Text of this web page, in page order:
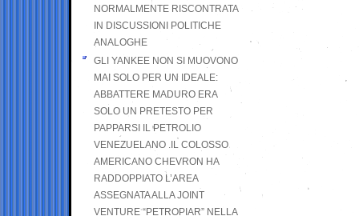
NORMALMENTE RISCONTRATA
IN DISCUSSIONI POLITICHE
ANALOGHE
GLI YANKEE NON SI MUOVONO
MAI SOLO PER UN IDEALE:
ABBATTERE MADURO ERA
SOLO UN PRETESTO PER
PAPPARSI IL PETROLIO
VENEZUELANO .IL COLOSSO
AMERICANO CHEVRON HA
RADDOPPIATO L’AREA
ASSEGNATA ALLA JOINT
VENTURE “PETROPIAR” NELLA